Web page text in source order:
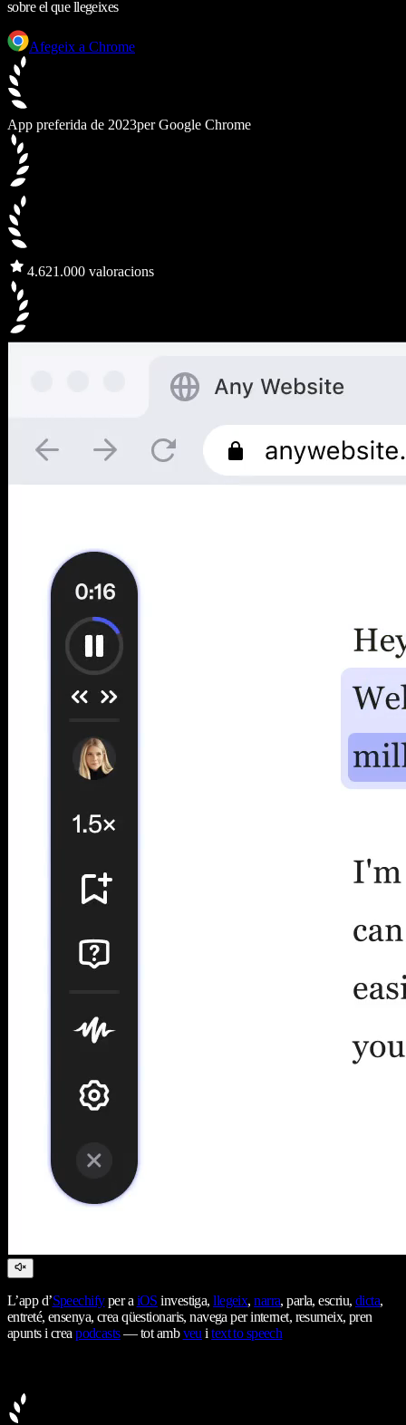
sobre el que llegeixes
Afegeix a Chrome
App preferida de 2023per Google Chrome
4.621.000 valoracions
L’app d’Speechifyper aiOS investiga,llegeix,narra, parla, escriu, dicta,
entreté, ensenya, crea qüestionaris, navega per internet, resumeix, pren
apunts i creapodcasts— tot ambveuitext to speech